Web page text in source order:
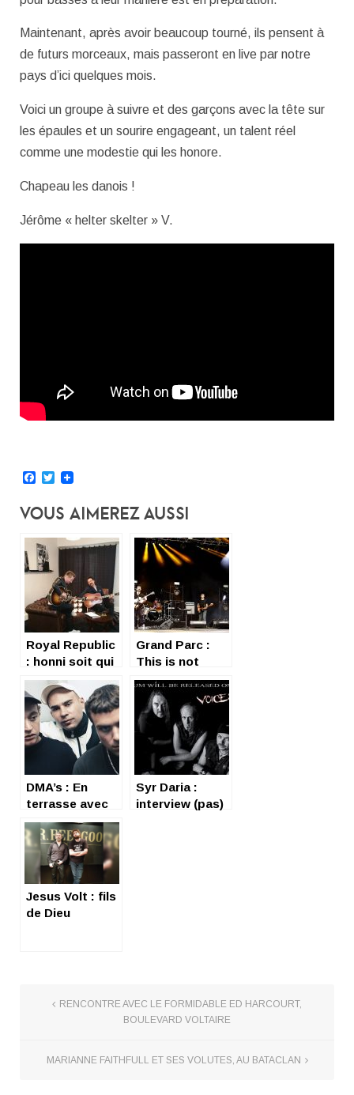
Maintenant, après avoir beaucoup tourné, ils pensent à
de futurs morceaux, mais passeront en live par notre
pays d’ici quelques mois.
Voici un groupe à suivre et des garçons avec la tête sur
les épaules et un sourire engageant, un talent réel
comme une modestie qui les honore.
Chapeau les danois !
Jérôme « helter skelter » V.
Facebook
Twitter
Vous Aimerez Aussi
Royal Republic
: honni soit qui
Mal (mö) y
pense
Grand Parc :
This is not
monolithic
music
DMA’s : En
terrasse avec
Johnny Took
Syr Daria :
interview (pas)
Jesus Volt : fils
de Dieu
RENCONTRE AVEC LE FORMIDABLE ED HARCOURT,
BOULEVARD VOLTAIRE
MARIANNE FAITHFULL ET SES VOLUTES, AU BATACLAN